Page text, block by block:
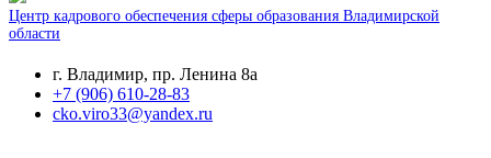
Центр кадрового обеспечения сферы образования Владимирской
области
г. Владимир, пр. Ленина 8а
+7 (906) 610-28-83
cko.viro33@yandex.ru